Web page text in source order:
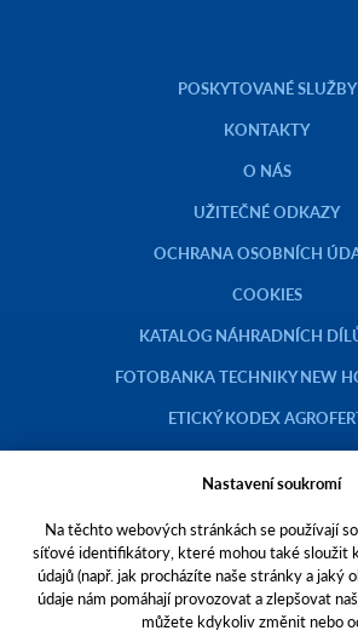
POSKYTOVANÉ SLUŽBY
KONTAKTY
O NÁS
UŽITEČNÉ ODKAZY
OCHRANA OSOBNÍCH
COOKIES
KATALOG NÁHRADNÍCH
FOTOBANKA TECHNIKY NEW
ETICKÝ KODEX
Copyright © 2023
Toto jsou internetové stránky společnosti
Hustopečích, Brněnská 74, PSČ
zapsané v OR vedeném Krajským soudem v
Nastavení soukromí
Na těchto webových stránkách se používají
síťové identifikátory, které mohou také sloužit
údajů (např. jak procházíte naše stránky a jaký
údaje nám pomáhají provozovat a zlepšovat
můžete kdykoliv změnit nebo